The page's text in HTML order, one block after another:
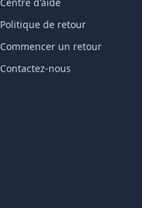
Politique de retour
Commencer un retour
Contactez-nous